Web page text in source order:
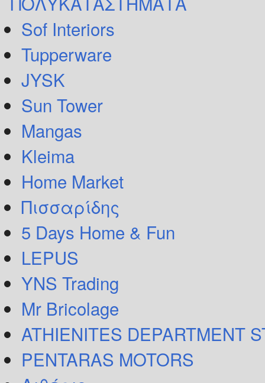
Sof Interiors
Tupperware
JYSK
Sun Tower
Mangas
Kleima
Home Market
Πισσαρίδης
5 Days Home & Fun
LEPUS
YNS Trading
Mr Bricolage
ATHIENITES DEPARTMENT
PENTARAS MOTORS